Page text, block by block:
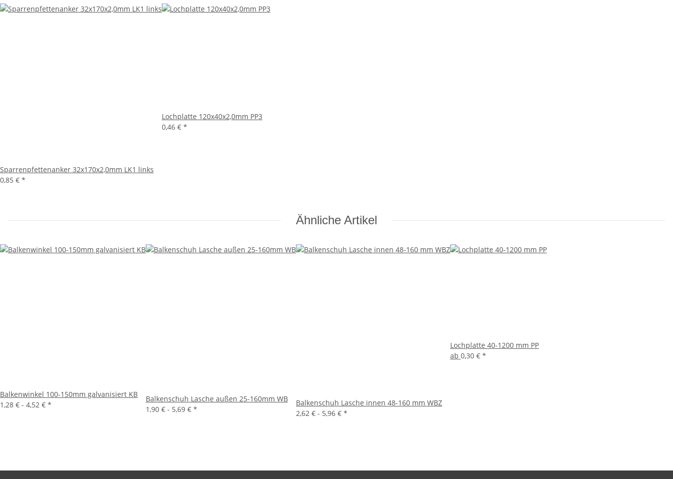
Sparrenpfettenanker 32x170x2,0mm LK1 links
0,85 € *
Lochplatte 120x40x2,0mm PP3
0,46 € *
Ähnliche Artikel
Balkenwinkel 100-150mm galvanisiert KB
1,28 € - 4,52 € *
Balkenschuh Lasche außen 25-160mm WB
1,90 € - 5,69 € *
Balkenschuh Lasche innen 48-160 mm WBZ
2,62 € - 5,96 € *
Lochplatte 40-1200 mm PP
ab 0,30 € *